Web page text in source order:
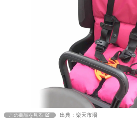
この商品を見る 出典：楽天市場